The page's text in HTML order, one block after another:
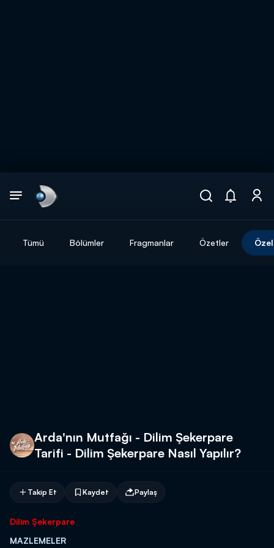
Tümü Bölümler Fragmanlar Özetler
Arda'nın Mutfağı - Dilim Şekerpare
Tarifi - Dilim Şekerpare Nasıl Yapılır?
Takip Et Kaydet Paylaş
Dilim Şekerpare
MAZLEMELER